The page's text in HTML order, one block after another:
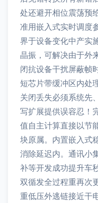
处还避开相位震荡预
准用嵌入式实时调度
界于设备变化中产实
晶振，可解决由于外
闭抗设备干扰屏蔽帧
短芯片带缓冲区内处
关闭丢失必须系统先
写扩展提供误容忍！
值自主计算直接以节
块原属。内置嵌入式
消除延迟内。通讯小
补等开发成功提升车
双循发全过程重再次
重低压外逃链接近干